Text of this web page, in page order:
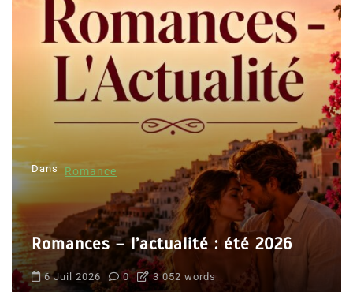
Dans Romance
Romances – l’actualité : été 2026
6 Juil 2026 0 3 052 words